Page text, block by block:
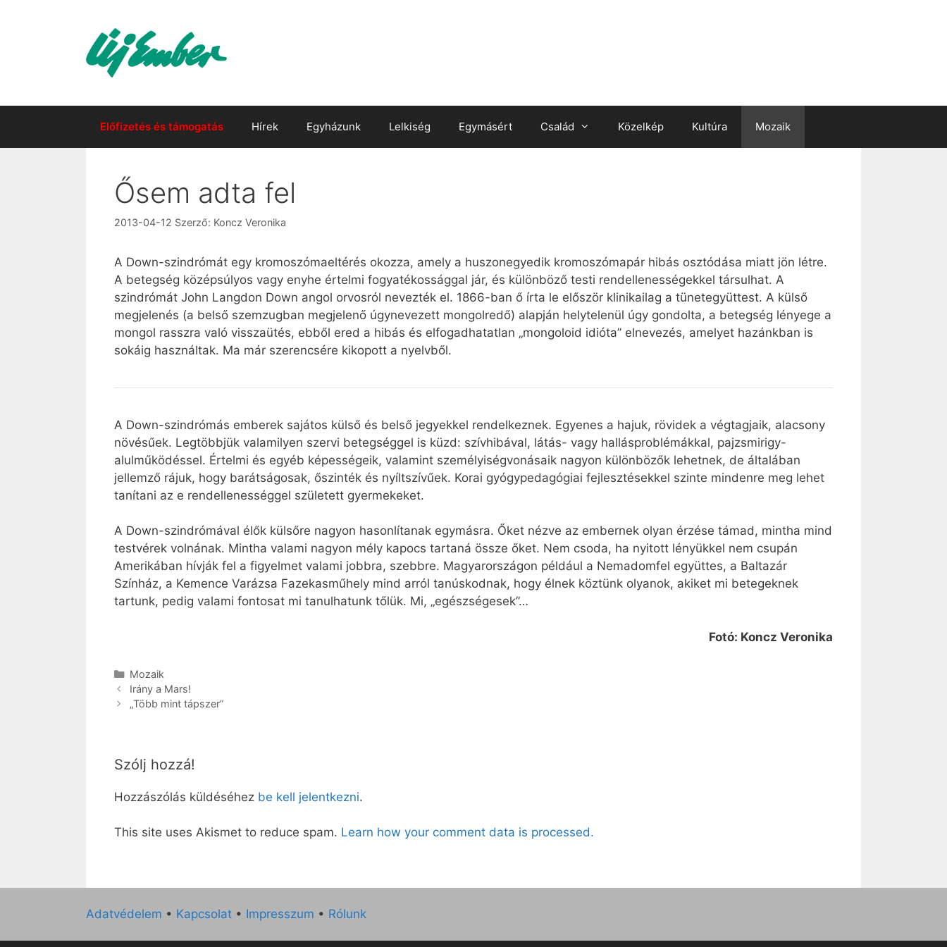
Előfizetés és támogatás Hírek Egyházunk Lelkiség Egymásért Család Közelkép Kultúra Mozaik
Ősem adta fel
2013-04-12 Szerző: Koncz Veronika
A Down-szindrómát egy kromoszómaeltérés okozza, amely a huszonegyedik kromoszómapár hibás osztódása miatt jön létre.
A betegség középsúlyos vagy enyhe értelmi fogyatékossággal jár, és különböző testi rendellenességekkel társulhat. A
szindrómát John Langdon Down angol orvosról nevezték el. 1866-ban ő írta le először klinikailag a tünetegyüttest. A külső
megjelenés (a belső szemzugban megjelenő úgynevezett mongolredő) alapján helytelenül úgy gondolta, a betegség lényege a
mongol rasszra való visszaütés, ebből ered a hibás és elfogadhatatlan „mongoloid idióta” elnevezés, amelyet hazánkban is
sokáig használtak. Ma már szerencsére kikopott a nyelvből.
A Down-szindrómás emberek sajátos külső és belső jegyekkel rendelkeznek. Egyenes a hajuk, rövidek a végtagjaik, alacsony
növésűek. Legtöbbjük valamilyen szervi betegséggel is küzd: szívhibával, látás- vagy hallásproblémákkal, pajzsmirigy-
alulműködéssel. Értelmi és egyéb képességeik, valamint személyiségvonásaik nagyon különbözők lehetnek, de általában
jellemző rájuk, hogy barátságosak, őszinték és nyíltszívűek. Korai gyógypedagógiai fejlesztésekkel szinte mindenre meg lehet
tanítani az e rendellenességgel született gyermekeket.
A Down-szindrómával élők külsőre nagyon hasonlítanak egymásra. Őket nézve az embernek olyan érzése támad, mintha mind
testvérek volnának. Mintha valami nagyon mély kapocs tartaná össze őket. Nem csoda, ha nyitott lényükkel nem csupán
Amerikában hívják fel a figyelmet valami jobbra, szebbre. Magyarországon például a Nemadomfel együttes, a Baltazár
Színház, a Kemence Varázsa Fazekasműhely mind arról tanúskodnak, hogy élnek köztünk olyanok, akiket mi betegeknek
tartunk, pedig valami fontosat mi tanulhatunk tőlük. Mi, „egészségesek”…
Fotó: Koncz Veronika
Kategória
Mozaik
Irány a Mars!
„Több mint tápszer”
Szólj hozzá!
Hozzászólás küldéséhez be kell jelentkezni.
This site uses Akismet to reduce spam. Learn how your comment data is processed.
Adatvédelem • Kapcsolat • Impresszum • Rólunk